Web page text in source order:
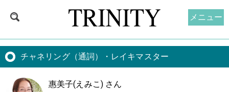
チャネリング（通詞）・レイキマスター
惠美子(えみこ) さん
メニュー